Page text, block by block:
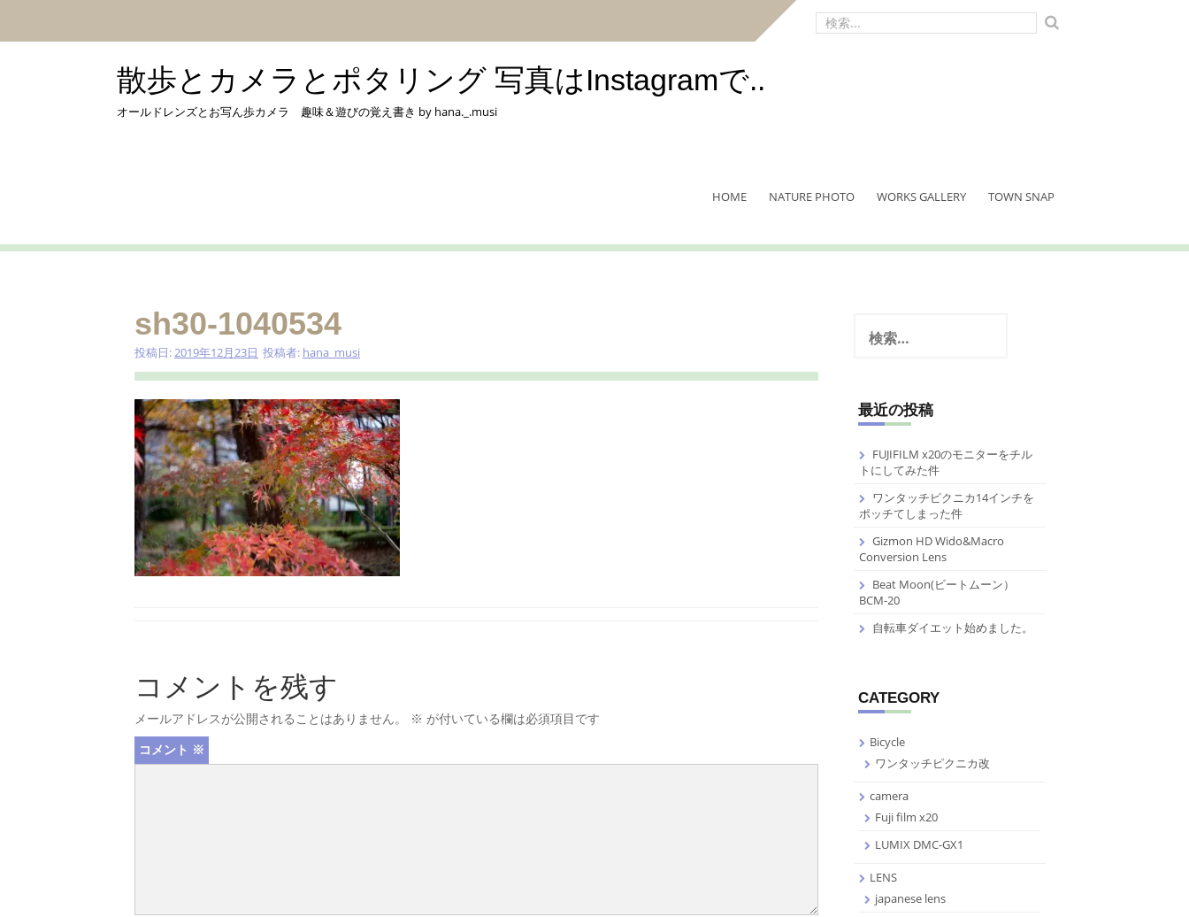
テ
検
索:
散歩とカメラとポタリング 写真はInstagramで..
オールドレンズとお写ん歩カメラ 趣味＆遊びの覚え書き by hana._.musi
HOME NATURE PHOTO WORKS GALLERY TOWN SNAP
sh30-1040534
投稿日:2019年12月23日 投稿者: hana_musi
コメントを残す
メールアドレスが公開されることはありません。 ※ が付いている欄は必須項目です
コメント ※
最近の投稿
FUJIFILM x20のモニターをチル
トにしてみた件
ワンタッチピクニカ14インチを
ポッチてしまった件
Gizmon HD Wido&Macro
Conversion Lens
Beat Moon(ビートムーン）
BCM-20
自転車ダイエット始めました。
CATEGORY
Bicycle
ワンタッチピクニカ改
camera
Fuji film x20
LUMIX DMC-GX1
LENS
japanese lens